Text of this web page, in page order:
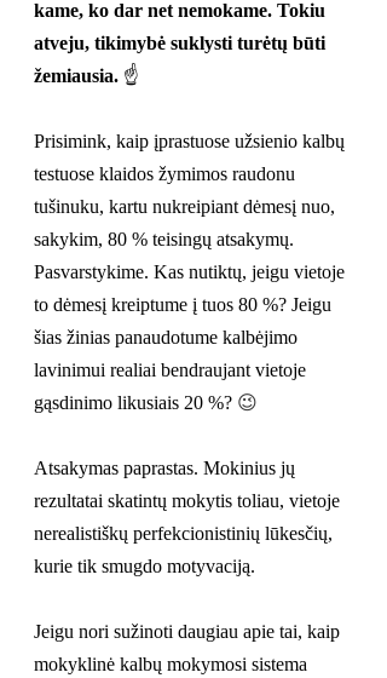
kame, ko dar net nemokame. Tokiu
atveju, tikimybė suklysti turėtų būti
žemiausia. ☝️
Prisimink, kaip įprastuose užsienio kalbų
testuose klaidos žymimos raudonu
tušinuku, kartu nukreipiant dėmesį nuo,
sakykim, 80 % teisingų atsakymų.
Pasvarstykime. Kas nutiktų, jeigu vietoje
to dėmesį kreiptume į tuos 80 %? Jeigu
šias žinias panaudotume kalbėjimo
lavinimui realiai bendraujant vietoje
gąsdinimo likusiais 20 %? 😉
Atsakymas paprastas. Mokinius jų
rezultatai skatintų mokytis toliau, vietoje
nerealistiškų perfekcionistinių lūkesčių,
kurie tik smugdo motyvaciją.
Jeigu nori sužinoti daugiau apie tai, kaip
mokyklinė kalbų mokymosi sistema